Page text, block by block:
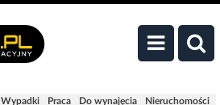
Wypadki Praca Do wynajęcia
Nieruchomości